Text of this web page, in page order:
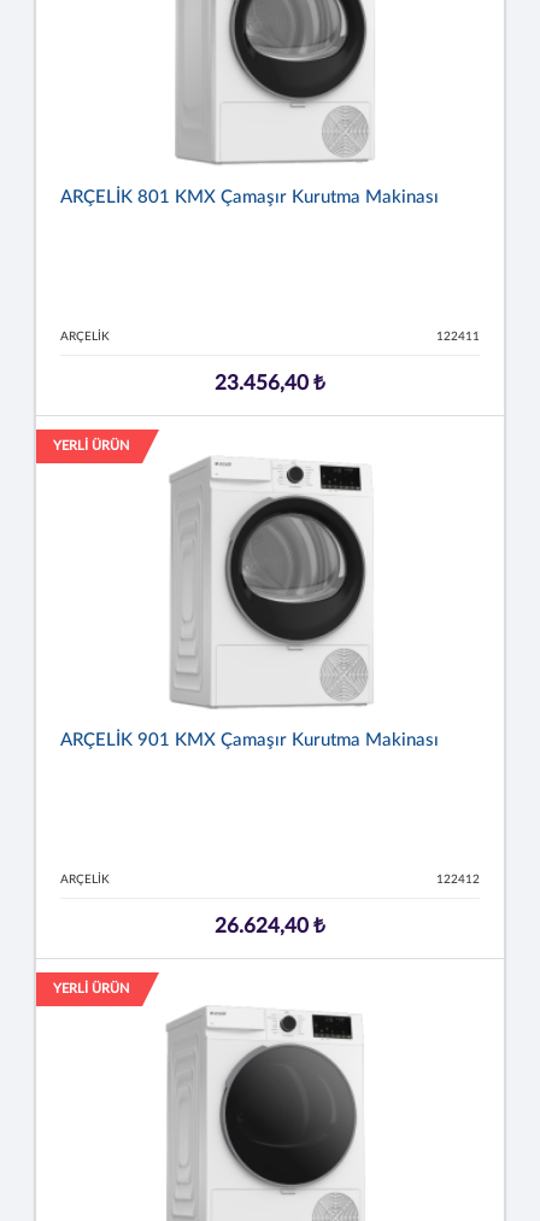
ARÇELİK 801 KMX Çamaşır Kurutma Makinası
ARÇELİK 122411
23.456,40 ₺
YERLİ ÜRÜN
ARÇELİK 901 KMX Çamaşır Kurutma Makinası
ARÇELİK 122412
26.624,40 ₺
YERLİ ÜRÜN